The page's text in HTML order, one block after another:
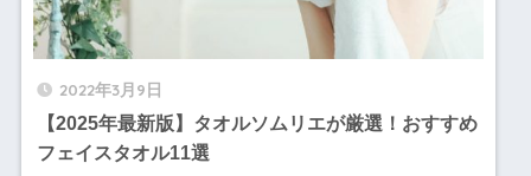
2022年3月9日
【2025年最新版】タオルソムリエが厳選！おすすめ
フェイスタオル11選